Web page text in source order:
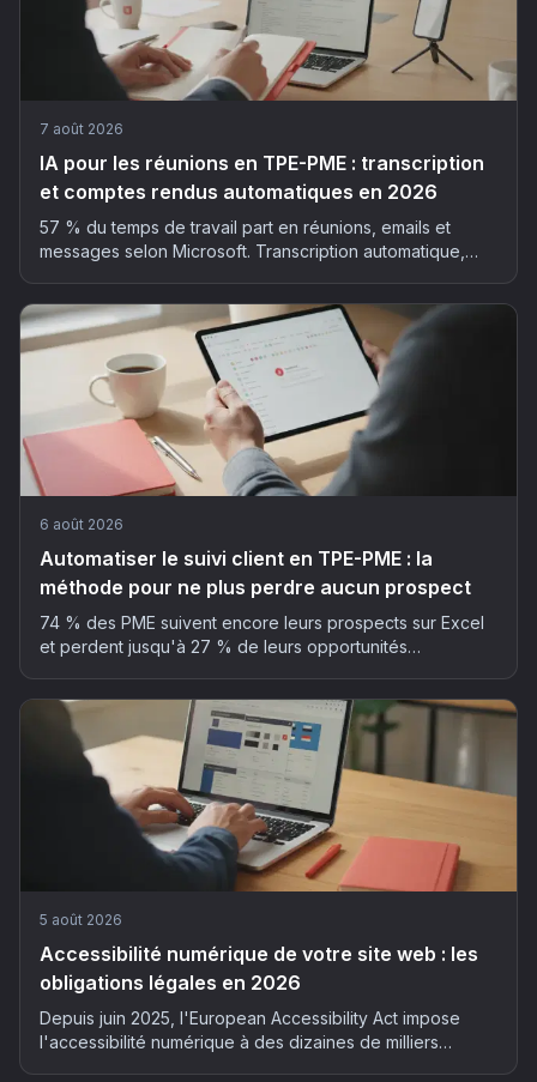
7 août 2026
IA pour les réunions en TPE-PME : transcription
et comptes rendus automatiques en 2026
57 % du temps de travail part en réunions, emails et
messages selon Microsoft. Transcription automatique,
outils pour déployer l'IA dans vos réunions, sans faux pas
RGPD.
6 août 2026
Automatiser le suivi client en TPE-PME : la
méthode pour ne plus perdre aucun prospect
74 % des PME suivent encore leurs prospects sur Excel
et perdent jusqu'à 27 % de leurs opportunités
son suivi client sans y passer ses soirées.
5 août 2026
Accessibilité numérique de votre site web : les
obligations légales en 2026
Depuis juin 2025, l'European Accessibility Act impose
l'accessibilité numérique à des dizaines de milliers